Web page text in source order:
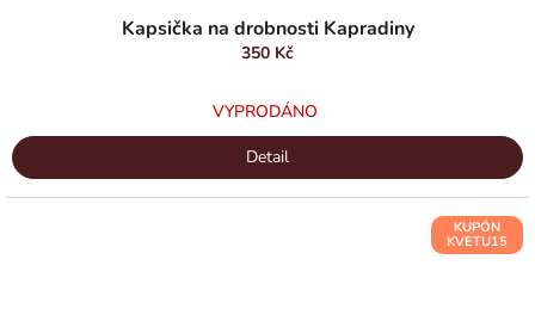
Kapsička na drobnosti Kapradiny
350 Kč
VYPRODÁNO
Detail
KUPÓN
KVETU15